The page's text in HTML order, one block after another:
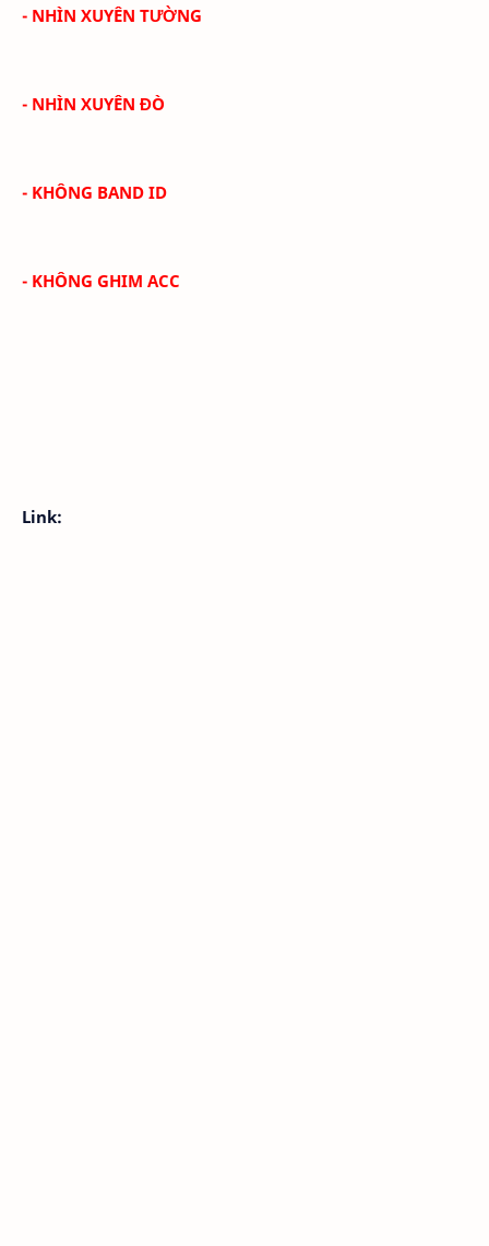
- NHÌN XUYÊN TƯỜNG
- NHÌN XUYÊN ĐÒ
- KHÔNG BAND ID
- KHÔNG GHIM ACC
Link: